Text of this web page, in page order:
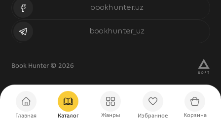
Главная Каталог Жанры Избранное Корзина
bookhunter.uz
bookhunter_uz
Book Hunter © 2026